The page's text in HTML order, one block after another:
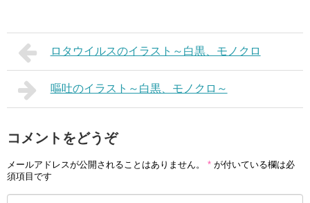
ロタウイルスのイラスト～白黒、モノクロ
嘔吐のイラスト～白黒、モノクロ～
コメントをどうぞ
メールアドレスが公開されることはありません。 * が付いている欄は必
須項目です